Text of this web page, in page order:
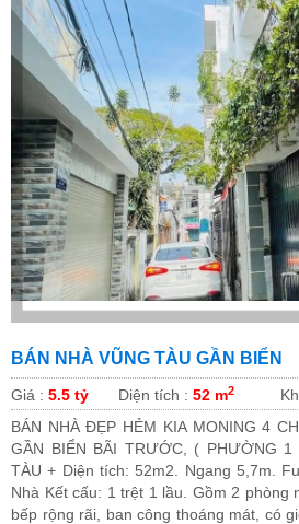
BÁN NHÀ VŨNG TÀU GẦN BIỂN
Giá : 5.5 tỷ Diện tích : 52 m2
BÁN NHÀ ĐẸP HẺM KIA MONING 4
GẦN BIỂN BÃI TRƯỚC, ( PHƯỜNG 1
TÀU + Diện tích: 52m2. Ngang 5,7m.
Nhà Kết cấu: 1 trệt 1 lầu. Gồm 2 phòng
bếp rộng rãi, ban công thoáng mát, có